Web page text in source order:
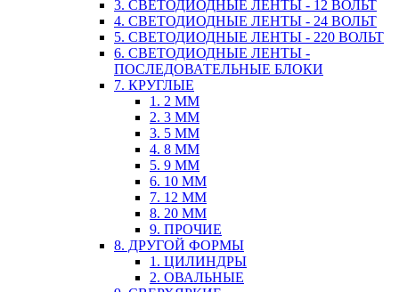
3. СВЕТОДИОДНЫЕ ЛЕНТЫ - 12 ВОЛЬТ
4. СВЕТОДИОДНЫЕ ЛЕНТЫ - 24 ВОЛЬТ
5. СВЕТОДИОДНЫЕ ЛЕНТЫ - 220 ВОЛЬТ
6. СВЕТОДИОДНЫЕ ЛЕНТЫ -
ПОСЛЕДОВАТЕЛЬНЫЕ БЛОКИ
7. КРУГЛЫЕ
1. 2 ММ
2. 3 ММ
3. 5 ММ
4. 8 ММ
5. 9 ММ
6. 10 ММ
7. 12 ММ
8. 20 ММ
9. ПРОЧИЕ
8. ДРУГОЙ ФОРМЫ
1. ЦИЛИНДРЫ
2. ОВАЛЬНЫЕ